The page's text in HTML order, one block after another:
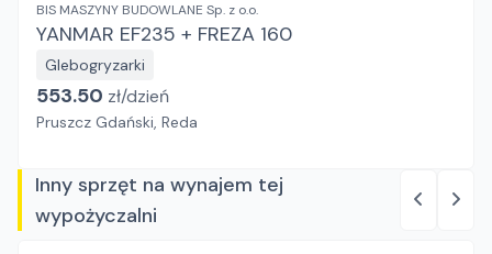
BIS MASZYNY BUDOWLANE Sp. z o.o.
YANMAR EF235 + FREZA 160
Glebogryzarki
553.50 zł/dzień
Pruszcz Gdański, Reda
Inny sprzęt na wynajem tej
wypożyczalni